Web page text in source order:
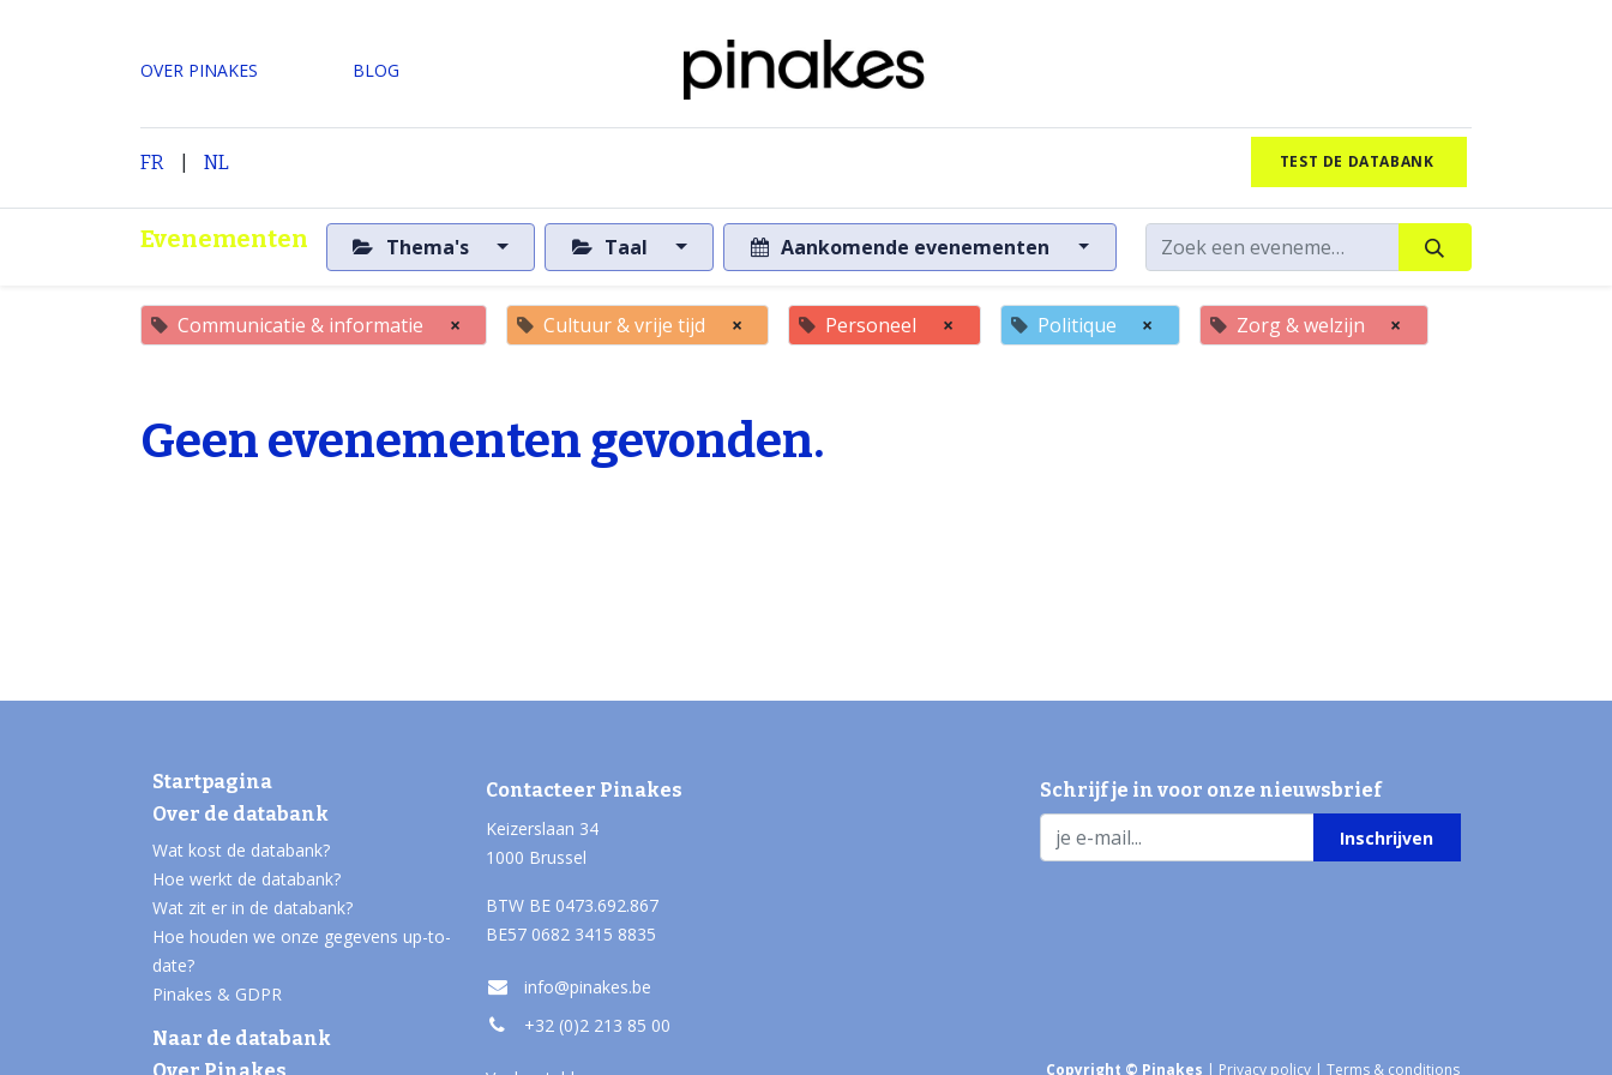
OVER PINAKES ​BLOG
FR | NL TEST DE DATABANK
Evenementen Thema's Taal Aankomende evenementen
Communicatie & informatie × Cultuur & vrije tijd × Personeel × Politique × Zorg & welzijn ×
Geen evenementen gevonden.
Startpagina
Over de databank
Wat kost de databank?
Hoe werkt de databank?
Wat zit er in de databank?
Hoe houden we onze gegevens up-to-
date?
Pinakes & GDPR
Naar de databank
Over Pinakes
Contacteer Pinakes
Keizerslaan 34
1000 Brussel
BTW BE 0473.692.867
BE57 0682 3415 8835
info@pinakes.be
+32 (0)2 213 85 00
Schrijf je in voor onze nieuwsbrief
Inschrijven
Copyright © Pinakes | Privacy policy | Terms & conditions